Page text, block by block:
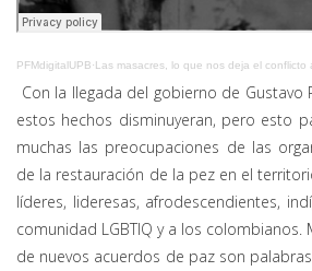
PFMdigitalUPB·Las masacres, lo que nos deja el conflicto
Con la llegada del gobierno de Gustavo
estos hechos disminuyeran, pero esto
muchas las preocupaciones de las
de la restauración de la pez en el
líderes, lideresas, afrodescendientes,
comunidad LGBTIQ y a los colombianos.
de nuevos acuerdos de paz son